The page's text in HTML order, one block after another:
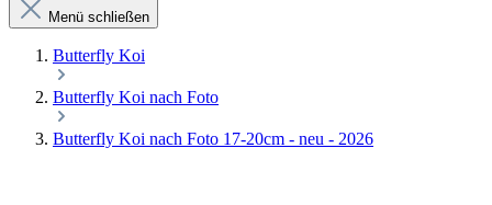
Menü schließen
Butterfly Koi
Butterfly Koi nach Foto
Butterfly Koi nach Foto 17-20cm - neu - 2026